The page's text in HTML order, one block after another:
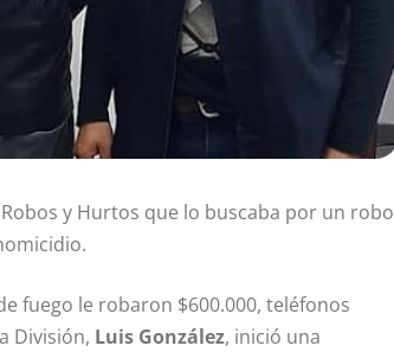
y Hurtos que lo buscaba por un robo
fuego le robaron $600.000, teléfonos
División, Luis González, inició una